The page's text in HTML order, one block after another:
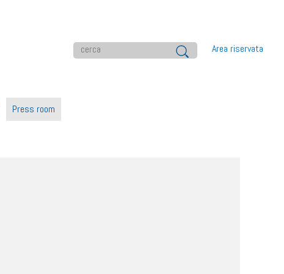
Area riservata
Press room